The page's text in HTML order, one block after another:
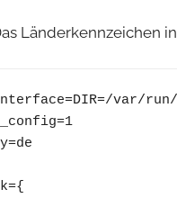
Länderkennzeichen
var/run/